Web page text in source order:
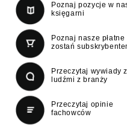
Poznaj pozycje w
księgarni
Poznaj nasze płatne
zostań
Przeczytaj wywiady z
ludźmi z branży
Przeczytaj opinie
fachowców